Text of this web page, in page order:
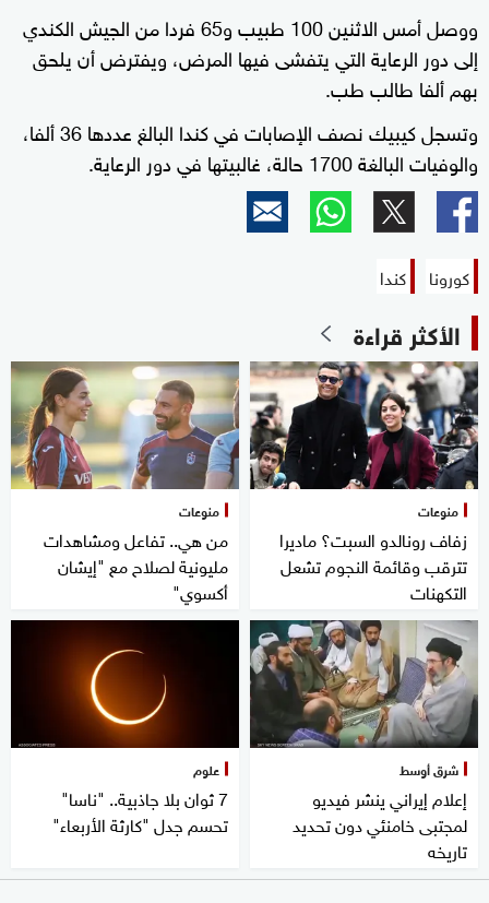
ووصل أمس الاثنين 100 طبيب و65 فردا من الجيش الكندي
إلى دور الرعاية التي يتفشى فيها المرض، ويفترض أن يلحق
بهم ألفا طالب طب.
وتسجل كيبيك نصف الإصابات في كندا البالغ عددها 36 ألفا،
والوفيات البالغة 1700 حالة، غالبيتها في دور الرعاية.
كورونا كندا
الأكثر قراءة
منوعات
زفاف رونالدو السبت؟ ماديرا
تترقب وقائمة النجوم تشعل
التكهنات
منوعات
من هي.. تفاعل ومشاهدات
مليونية لصلاح مع "إيشان
أكسوي"
شرق أوسط
إعلام إيراني ينشر فيديو
لمجتبى خامنئي دون تحديد
تاريخه
علوم
7 ثوان بلا جاذبية.. "ناسا"
تحسم جدل "كارثة الأربعاء"